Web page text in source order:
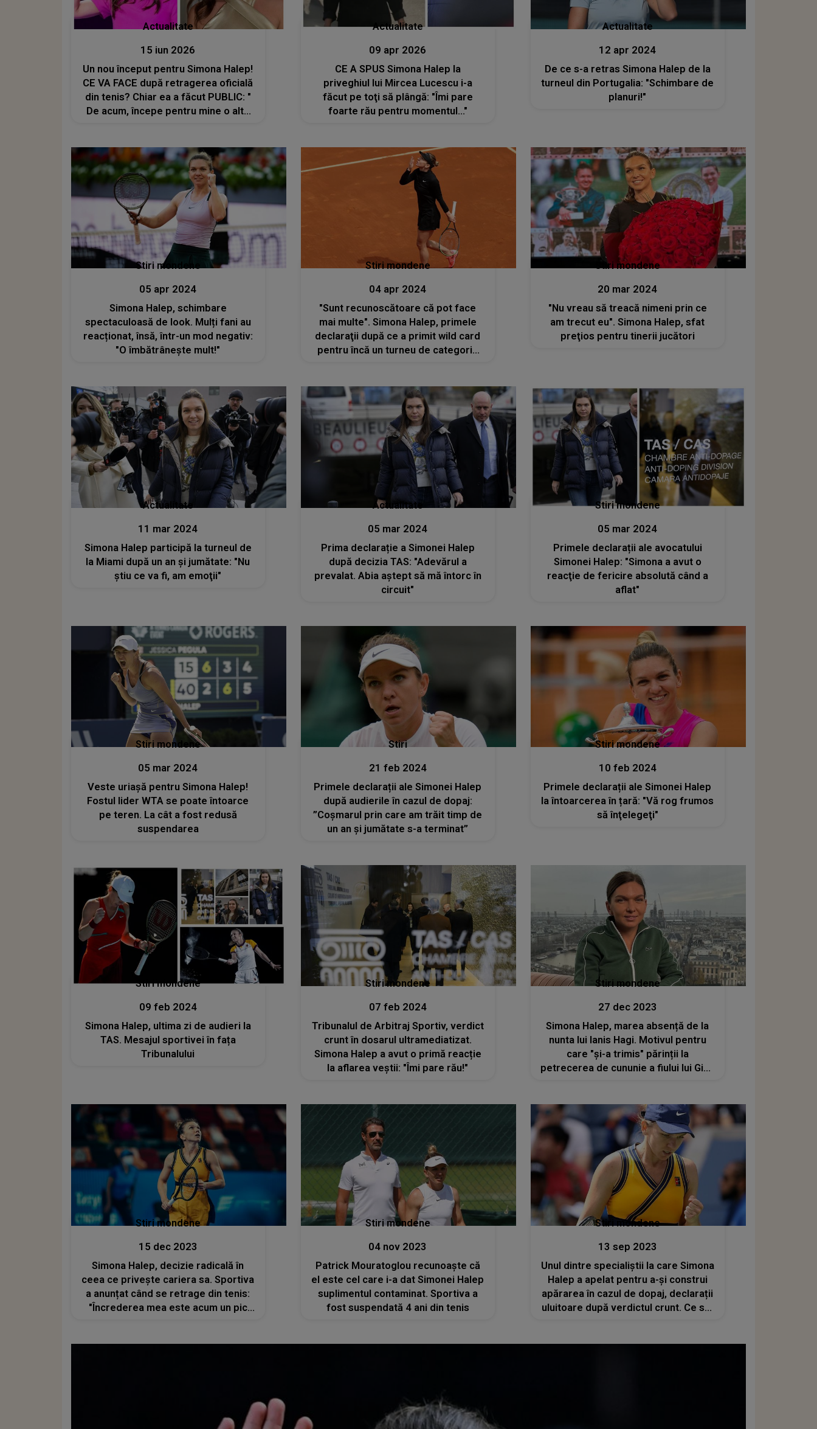
Actualitate
15 iun 2026
Un nou început pentru Simona Halep!
CE VA FACE după retragerea oficială
din tenis? Chiar ea a făcut PUBLIC: "
De acum, începe pentru mine o altă
Actualitate
09 apr 2026
CE A SPUS Simona Halep la
priveghiul lui Mircea Lucescu i-a
făcut pe toţi să plângă: "Îmi pare
foarte rău pentru momentul..."
Actualitate
12 apr 2024
De ce s-a retras Simona Halep de la
turneul din Portugalia: "Schimbare de
planuri!"
Stiri mondene
05 apr 2024
Simona Halep, schimbare
spectaculoasă de look. Mulți fani au
reacționat, însă, într-un mod negativ:
"O îmbătrânește mult!"
Stiri mondene
04 apr 2024
"Sunt recunoscătoare că pot face
mai multe". Simona Halep, primele
declaraţii după ce a primit wild card
pentru încă un turneu de categorie
Stiri mondene
20 mar 2024
"Nu vreau să treacă nimeni prin ce
am trecut eu". Simona Halep, sfat
preţios pentru tinerii jucători
Actualitate
11 mar 2024
Simona Halep participă la turneul de
la Miami după un an şi jumătate: "Nu
ştiu ce va fi, am emoţii"
Actualitate
05 mar 2024
Prima declarație a Simonei Halep
după decizia TAS: "Adevărul a
prevalat. Abia aştept să mă întorc în
circuit"
Stiri mondene
05 mar 2024
Primele declarații ale avocatului
Simonei Halep: "Simona a avut o
reacţie de fericire absolută când a
aflat"
Stiri mondene
05 mar 2024
Veste uriașă pentru Simona Halep!
Fostul lider WTA se poate întoarce
pe teren. La cât a fost redusă
suspendarea
Stiri
21 feb 2024
Primele declarații ale Simonei Halep
după audierile în cazul de dopaj:
”Coșmarul prin care am trăit timp de
un an și jumătate s-a terminat”
Stiri mondene
10 feb 2024
Primele declarații ale Simonei Halep
la întoarcerea în țară: "Vă rog frumos
să înţelegeţi"
Stiri mondene
09 feb 2024
Simona Halep, ultima zi de audieri la
TAS. Mesajul sportivei în fața
Tribunalului
Stiri mondene
07 feb 2024
Tribunalul de Arbitraj Sportiv, verdict
crunt în dosarul ultramediatizat.
Simona Halep a avut o primă reacție
la aflarea veștii: "Îmi pare rău!"
Stiri mondene
27 dec 2023
Simona Halep, marea absență de la
nunta lui Ianis Hagi. Motivul pentru
care "și-a trimis" părinții la
petrecerea de cununie a fiului lui Gică
Stiri mondene
15 dec 2023
Simona Halep, decizie radicală în
ceea ce priveşte cariera sa. Sportiva
a anunțat când se retrage din tenis:
"Încrederea mea este acum un pic
Stiri mondene
04 nov 2023
Patrick Mouratoglou recunoaște că
el este cel care i-a dat Simonei Halep
suplimentul contaminat. Sportiva a
fost suspendată 4 ani din tenis
Stiri mondene
13 sep 2023
Unul dintre specialiștii la care Simona
Halep a apelat pentru a-și construi
apărarea în cazul de dopaj, declarații
uluitoare după verdictul crunt. Ce s-a